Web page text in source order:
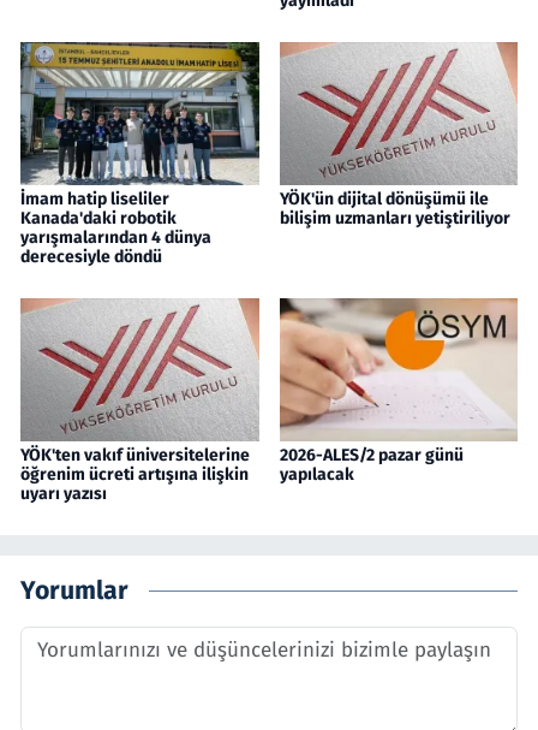
İmam hatip liseliler
Kanada'daki robotik
yarışmalarından 4 dünya
derecesiyle döndü
YÖK'ün dijital dönüşümü ile
bilişim uzmanları yetiştiriliyor
YÖK'ten vakıf üniversitelerine
öğrenim ücreti artışına ilişkin
uyarı yazısı
2026-ALES/2 pazar günü
yapılacak
Yorumlar